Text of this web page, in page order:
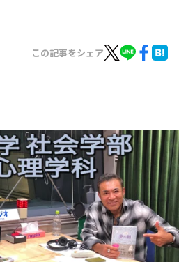
この記事をシェア